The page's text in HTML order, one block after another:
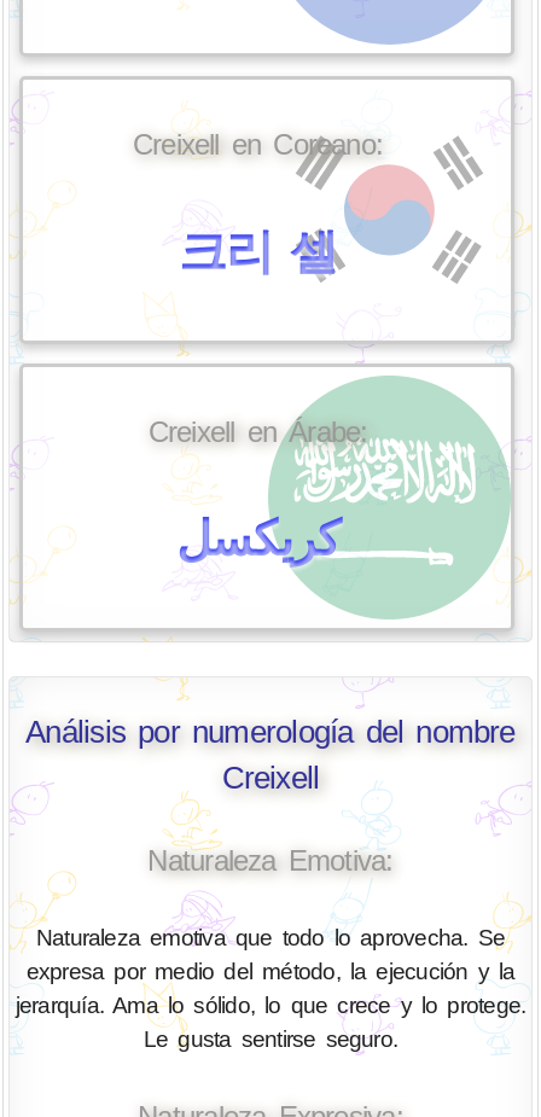
Creixell en Coreano:
크리 셀
Creixell en Árabe:
كريكسل
Análisis por numerología del nombre
Creixell
Naturaleza Emotiva:
Naturaleza emotiva que todo lo aprovecha. Se
expresa por medio del método, la ejecución y la
jerarquía. Ama lo sólido, lo que crece y lo protege.
Le gusta sentirse seguro.